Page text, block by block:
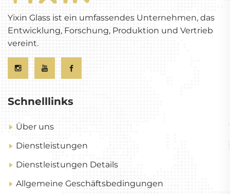
Yixin Glass ist ein umfassendes Unternehmen, das
Entwicklung, Forschung, Produktion und Vertrieb
vereint.
Schnelllinks
Über uns
Dienstleistungen
Dienstleistungen Details
Allgemeine Geschäftsbedingungen